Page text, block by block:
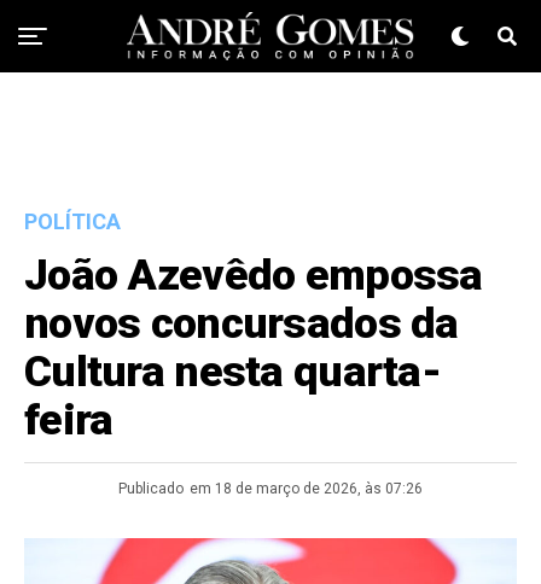
POLÍTICA
João Azevêdo empossa
novos concursados da
Cultura nesta quarta-
feira
Publicado em 18 de março de 2026, às 07:26